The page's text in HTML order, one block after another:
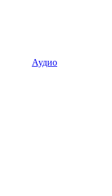
Аудио